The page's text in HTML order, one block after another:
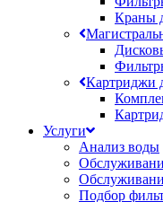
Краны
Картриджи
Услуги
Анализ воды
Подбор